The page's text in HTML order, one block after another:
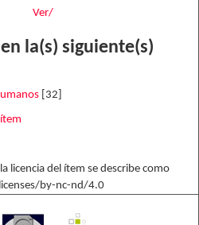
Ver/
la(s) siguiente(s)
[32]
licencia del ítem se describe como
by-nc-nd/4.0